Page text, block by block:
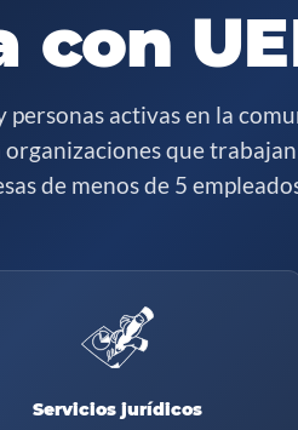
con
personas activas en la
organizaciones que
de menos de 5
Servicios jurídicos